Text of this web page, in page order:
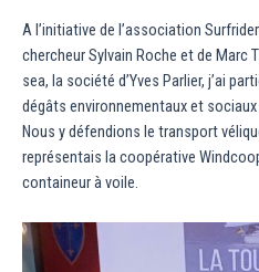
A l’initiative de l’association
chercheur Sylvain Roche et de Marc
sea, la société d’Yves Parlier, j’ai
dégâts environnementaux et
Nous y défendions le transport
représentais la coopérative
containeur à voile.